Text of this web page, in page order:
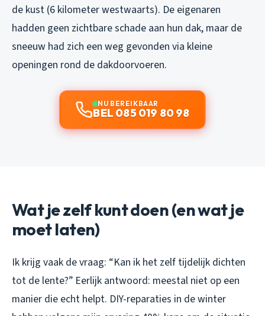
de kust (6 kilometer westwaarts). De eigenaren
hadden geen zichtbare schade aan hun dak, maar de
sneeuw had zich een weg gevonden via kleine
openingen rond de dakdoorvoeren.
NU BEREIKBAAR
BEL 085 019 80 98
Wat je zelf kunt doen (en wat je
moet laten)
Ik krijg vaak de vraag: “Kan ik het zelf tijdelijk dichten
tot de lente?” Eerlijk antwoord: meestal niet op een
manier die echt helpt. DIY-reparaties in de winter